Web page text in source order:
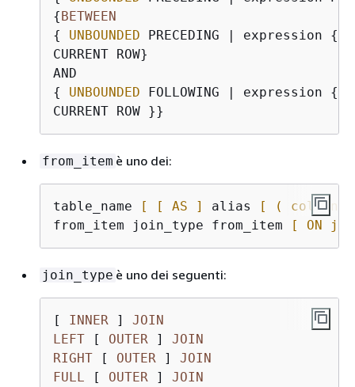
{BETWEEN
{
UNBOUNDED PRECEDING | expression {
CURRENT ROW}
{
UNBOUNDED FOLLOWING | expression {
from_item è uno dei:
table_name [ [ AS ] alias
[ (
from_item join_type from_item
[ ON
join_type è uno dei seguenti:
[ INNER ] JOIN
LEFT [ OUTER ] JOIN
RIGHT [ OUTER ] JOIN
FULL [ OUTER ] JOIN